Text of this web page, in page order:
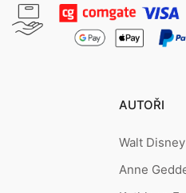
AUTOŘI
Walt Disney
Anne